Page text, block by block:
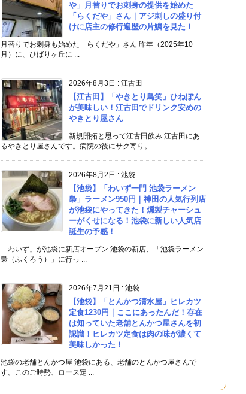
や」月替りでお刺身の提供を始めた
「らくだや」さん｜アジ刺しの盛り付
けに店主の修行遍歴の片鱗を見た！
月替りでお刺身も始めた「らくだや」さん 昨年（2025年10
月）に、ひばりヶ丘に ...
2026年8月3日 : 江古田
【江古田】「やきとり鳥笑」ひねぽん
が美味しい！江古田でドリンク安めの
やきとり屋さん
新規開拓と思って江古田飲み 江古田にあ
るやきとり屋さんです。病院の後にサク寄り。 ...
2026年8月2日 : 池袋
【池袋】「わいず一門 池袋ラーメン
梟」ラーメン950円｜神田の人気行列店
が池袋にやってきた！燻製チャーシュ
ーがくせになる！池袋に新しい人気店
誕生の予感！
「わいず」が池袋に新店オープン 池袋の新店、「池袋ラーメン
梟（ふくろう）」に行っ ...
2026年7月21日 : 池袋
【池袋】「とんかつ清水屋」ヒレカツ
定食1230円｜ここにあったんだ！存在
は知っていた老舗とんかつ屋さんを初
認識！ヒレカツ定食は肉の味が濃くて
美味しかった！
池袋の老舗とんかつ屋 池袋にある、老舗のとんかつ屋さんで
す。このご時勢、ロース定 ...